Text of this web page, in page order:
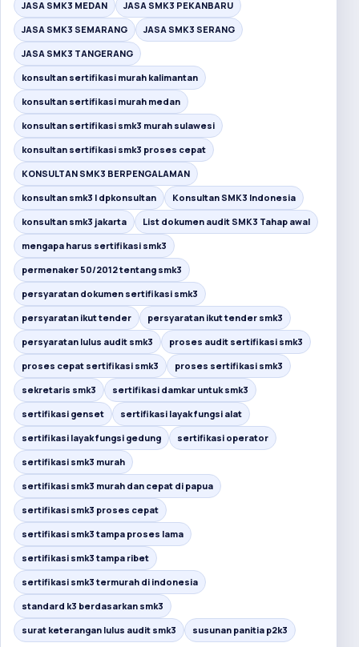
JASA SMK3 MEDAN
JASA SMK3 PEKANBARU
JASA SMK3 SEMARANG
JASA SMK3 SERANG
JASA SMK3 TANGERANG
konsultan sertifikasi murah kalimantan
konsultan sertifikasi murah medan
konsultan sertifikasi smk3 murah sulawesi
konsultan sertifikasi smk3 proses cepat
KONSULTAN SMK3 BERPENGALAMAN
konsultan smk3 I dpkonsultan
Konsultan SMK3 Indonesia
konsultan smk3 jakarta
List dokumen audit SMK3 Tahap awal
mengapa harus sertifikasi smk3
permenaker 50/2012 tentang smk3
persyaratan dokumen sertifikasi smk3
persyaratan ikut tender
persyaratan ikut tender smk3
persyaratan lulus audit smk3
proses audit sertifikasi smk3
proses cepat sertifikasi smk3
proses sertifikasi smk3
sekretaris smk3
sertifikasi damkar untuk smk3
sertifikasi genset
sertifikasi layak fungsi alat
sertifikasi layak fungsi gedung
sertifikasi operator
sertifikasi smk3 murah
sertifikasi smk3 murah dan cepat di papua
sertifikasi smk3 proses cepat
sertifikasi smk3 tampa proses lama
sertifikasi smk3 tampa ribet
sertifikasi smk3 termurah di indonesia
standard k3 berdasarkan smk3
surat keterangan lulus audit smk3
susunan panitia p2k3